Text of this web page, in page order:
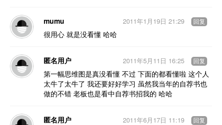
mumu
很用心 就是没看懂 哈哈
2011年1月19日 21:29 回复
匿名用户
第一幅思维图是真没看懂 不过 下面的都看懂啦 这个人
太牛了太牛了 我还要好好学习 虽然我当年的自荐书也
做的不错 老板也是看中自荐书招我的 哈哈
2011年5月11日 16:25 回复
匿名用户
2011年6月17日 11:19 回复